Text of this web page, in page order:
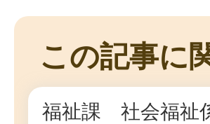
この記事に
福祉課 社会福祉